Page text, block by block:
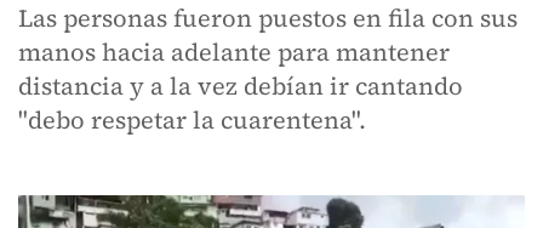
Las personas fueron puestos en fila con sus
manos hacia adelante para mantener
distancia y a la vez debían ir cantando
"debo respetar la cuarentena".